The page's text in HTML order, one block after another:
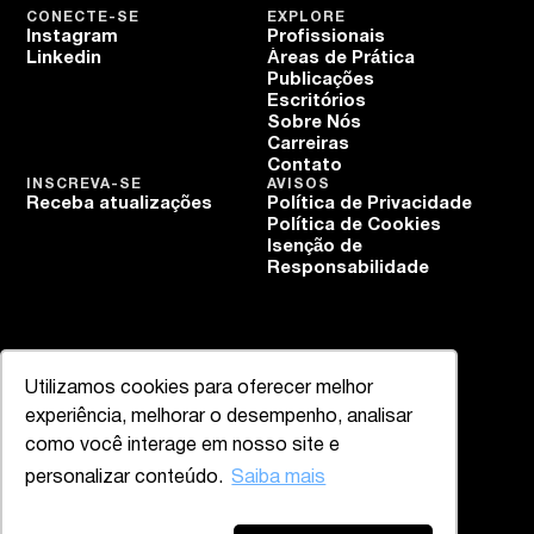
Utilizamos cookies para oferecer melhor
experiência, melhorar o desempenho, analisar
como você interage em nosso site e
personalizar conteúdo. Saiba mais
EXPLORE
Profissionais
Áreas de Prática
Publicações
Escritórios
Sobre Nós
Carreiras
Contato
CONECTE-SE
Instagram
Linkedin
AVISOS
Política de Privacidade
Política de Cookies
Isenção de
Responsabilidade
INSCREVA-SE
Receba atualizações